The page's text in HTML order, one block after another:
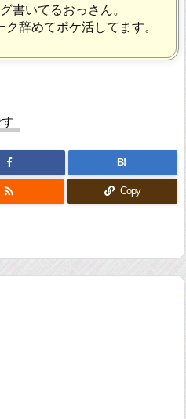
書いてるおっさん。
辞めてポケ活してます。
B!
 Copy